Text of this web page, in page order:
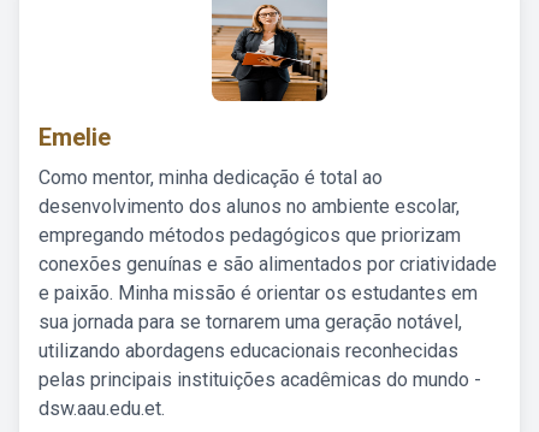
Emelie
Como mentor, minha dedicação é total ao
desenvolvimento dos alunos no ambiente escolar,
empregando métodos pedagógicos que priorizam
conexões genuínas e são alimentados por criatividade
e paixão. Minha missão é orientar os estudantes em
sua jornada para se tornarem uma geração notável,
utilizando abordagens educacionais reconhecidas
pelas principais instituições acadêmicas do mundo -
dsw.aau.edu.et.